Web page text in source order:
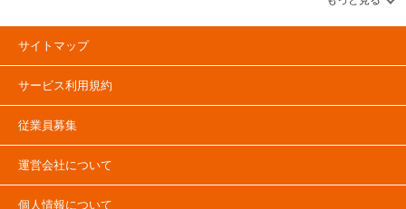
24時間出し入れ可能などの希望条件で絞込み！豊富な物件数から様々な方法で
ご希望の収納スペースを簡単に探せるトランクルーム情報サイトです。大分で
気になるトランクルームを見つけたら、メールか電話でお問合せが可能です
サイトマップ
サービス利用規約
従業員募集
運営会社について
個人情報について